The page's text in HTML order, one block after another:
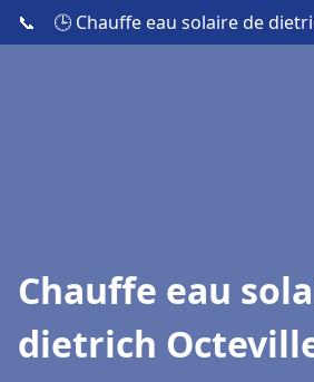
📞 🕒 Chauffe eau solaire de
Chauffe eau
dietrich